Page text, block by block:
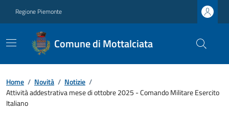
Regione Piemonte
Comune di Mottalciata
Home / Novità / Notizie /
Attività addestrativa mese di ottobre 2025 - Comando Militare Esercito
Italiano